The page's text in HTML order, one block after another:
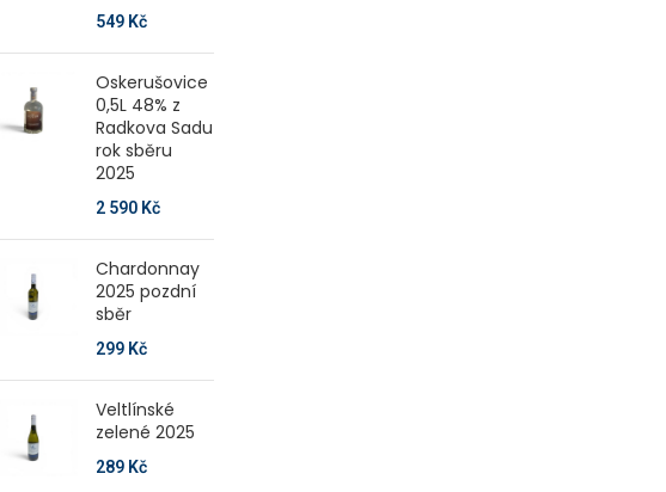
549 Kč
Oskerušovice
0,5L 48% z
Radkova Sadu
rok sběru
2025
2 590 Kč
Chardonnay
2025 pozdní
sběr
299 Kč
Veltlínské
zelené 2025
289 Kč